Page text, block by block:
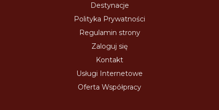
Destynacje
Polityka Prywatności
Regulamin strony
Zaloguj się
Kontakt
Usługi Internetowe
Oferta Współpracy